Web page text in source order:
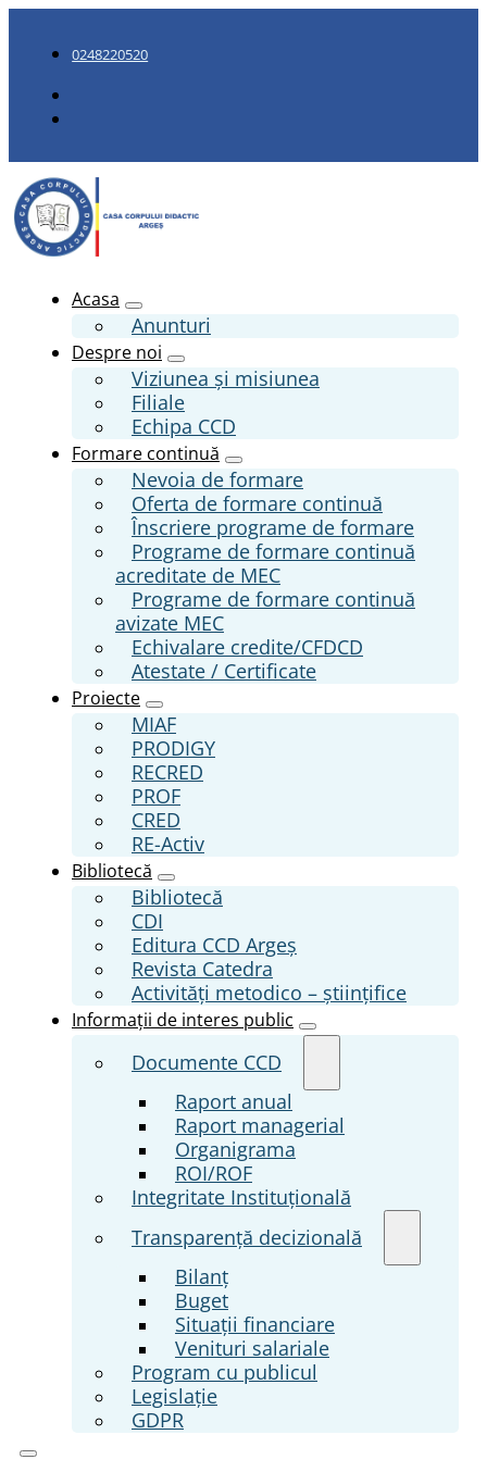
0248220520
Acasa
Anunturi
Despre noi
Viziunea și misiunea
Filiale
Echipa CCD
Formare continuă
Nevoia de formare
Oferta de formare continuă
Înscriere programe de formare
Programe de formare continuă
acreditate de MEC
Programe de formare continuă
avizate MEC
Echivalare credite/CFDCD
Atestate / Certificate
Proiecte
MIAF
PRODIGY
RECRED
PROF
CRED
RE-Activ
Bibliotecă
Bibliotecă
CDI
Editura CCD Argeş
Revista Catedra
Activități metodico – științifice
Informații de interes public
Documente CCD
Raport anual
Raport managerial
Organigrama
ROI/ROF
Integritate Instituțională
Transparenţă decizională
Bilanț
Buget
Situații financiare
Venituri salariale
Program cu publicul
Legislație
GDPR